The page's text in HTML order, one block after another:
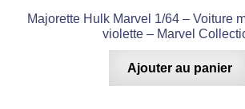
Majorette Hulk Marvel 1/64 – Voiture
violette – Marvel
Ajouter au panier